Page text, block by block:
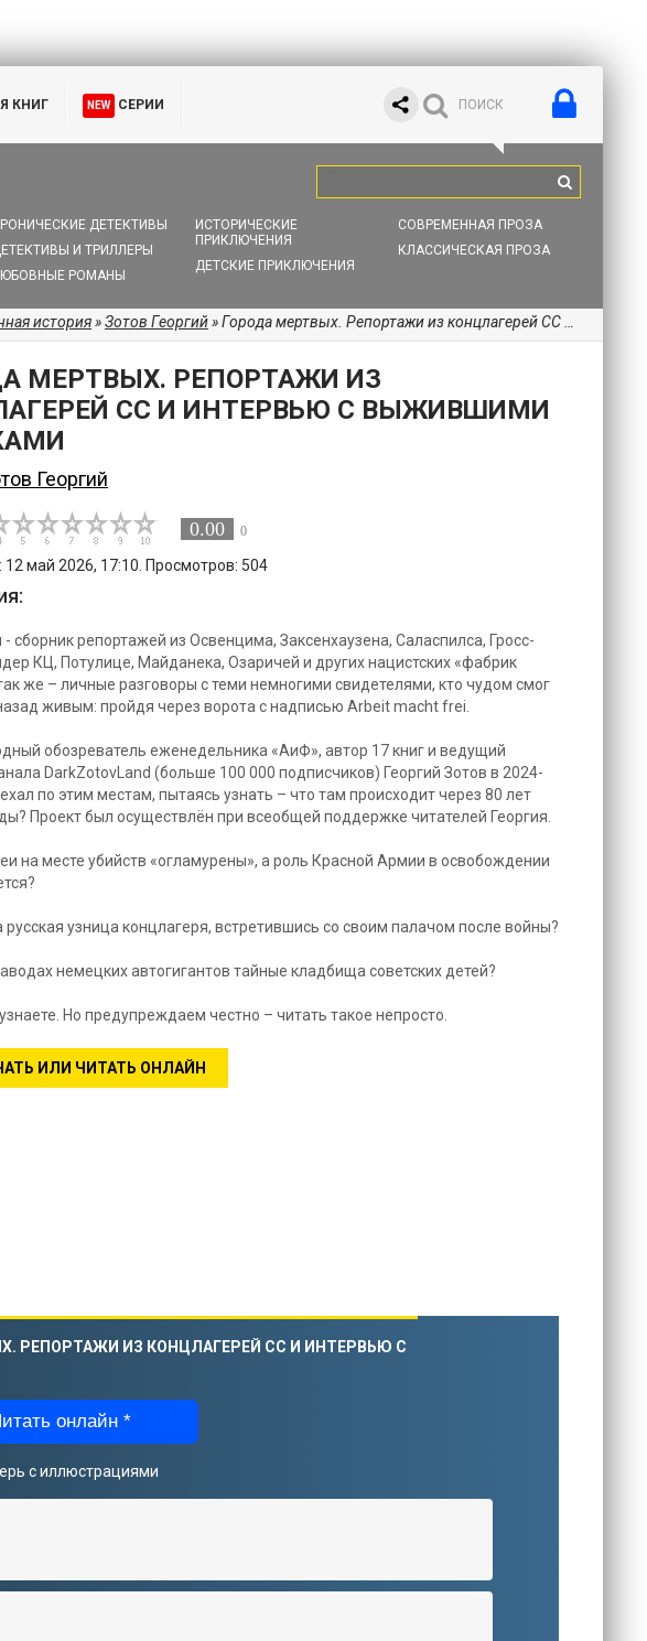
КНИГ NEW СЕРИИ
ДЕТЕКТИВЫ
И ТРИЛЛЕРЫ
РОМАНЫ
ИСТОРИЧЕСКИЕ
ПРИКЛЮЧЕНИЯ
ДЕТСКИЕ ПРИКЛЮЧЕНИЯ
СОВРЕМЕННАЯ ПРОЗА
КЛАССИЧЕСКАЯ ПРОЗА
история»Зотов Георгий» Города мертвых. Репортажи из концлагерей СС и интервью с выжившими узниками
МЕРТВЫХ. РЕПОРТАЖИ ИЗ
СС И ИНТЕРВЬЮ С ВЫЖИВШИМИ
Георгий
0.00 0
май 2026, 17:10. Просмотров: 504
сборник репортажей из Освенцима, Заксенхаузена, Саласпилса, Гросс-
КЦ, Потулице, Майданека, Озаричей и других нацистских «фабрик
же – личные разговоры с теми немногими свидетелями, кто чудом смог
живым: пройдя через ворота с надписью Arbeit macht frei.
обозреватель еженедельника «АиФ», автор 17 книг и ведущий
DarkZotovLand (больше 100 000 подписчиков) Георгий Зотов в 2024-
по этим местам, пытаясь узнать – что там происходит через 80 лет
Проект был осуществлён при всеобщей поддержке читателей Георгия.
на месте убийств «огламурены», а роль Красной Армии в освобождении
русская узница концлагеря, встретившись со своим палачом после войны?
немецких автогигантов тайные кладбища советских детей?
Но предупреждаем честно – читать такое непросто.
ИЛИ ЧИТАТЬ ОНЛАЙН
РЕПОРТАЖИ ИЗ КОНЦЛАГЕРЕЙ СС И ИНТЕРВЬЮ С
онлайн *
с иллюстрациями